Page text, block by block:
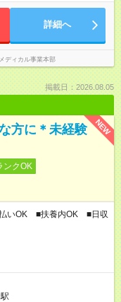
詳細へ
ディカル事業本部
掲載日：2026.08.05
NEW
方に＊未経験
ンクOK
いOK ■扶養内OK ■日収